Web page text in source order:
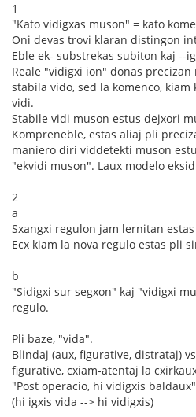
1
"Kato vidigxas muson" = kato
Oni devas trovi klaran distingon
Eble ek- substrekas subiton kaj --
Reale "vidigxi ion" donas
stabila vido, sed la komenco,
vidi.
Stabile vidi muson estus dejxori
Kompreneble, estas aliaj pli
maniero diri viddetekti muson
"ekvidi muson". Laux modelo
2
a
Sxangxi regulon jam lernitan
Ecx kiam la nova regulo estas pli
b
"Sidigxi sur segxon" kaj "vidigxi
regulo.
Pli baze, "vida".
Blindaj (aux, figurative, distrataj)
figurative, cxiam-atentaj la
"Post operacio, hi vidigxis
(hi igxis vida --> hi vidigxis)